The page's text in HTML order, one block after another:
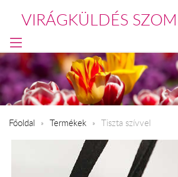
VIRÁGKÜLDÉS
Főoldal Termékek Tiszta szívvel